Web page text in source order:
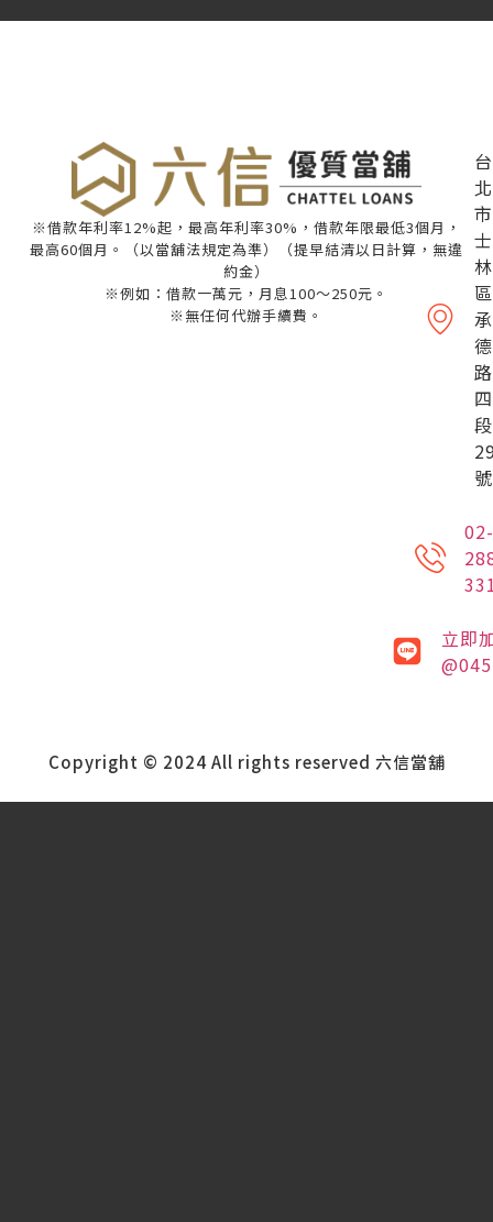
※借款年利率12%起，最高年利率30%，借款年限最低3個月，
最高60個月。（以當舖法規定為準）（提早結清以日計算，無違
約金）
※例如：借款一萬元，月息100～250元。
※無任何代辦手續費。
台
北
市
士
林
區
承
德
路
四
段
號
02-
立即
Copyright © 2024 All rights reserved 六信當舖